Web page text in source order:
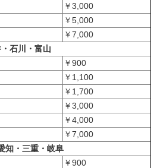
￥3,000
￥5,000
￥7,000
石川・富山
￥900
￥1,100
￥1,700
￥3,000
￥4,000
￥7,000
知・三重・岐阜
￥900